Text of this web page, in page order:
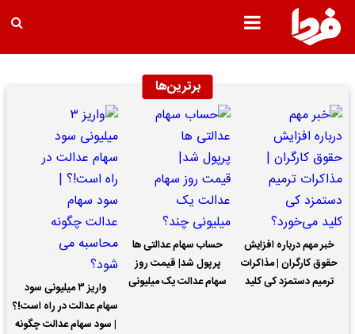
برترین‌ها
خبر مهم درباره افزایش
حقوق کارگران | مذاکرات
ترمیم دستمزد کی کلید
حساب سهام عدالتی ها
پرپول شد| قیمت روز
سهام عدالت یک میلیونی
واریز ۳ میلیونی سود
سهام عدالت در راه است!؟
| سود سهام عدالت چگونه